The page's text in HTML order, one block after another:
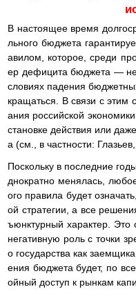
В настоящее время
льного бюджета
авилом, которое, среди
ер дефицита бюджета —
словиях падения
кращаться. В связи с этим
ания российской
становке действия или
а (см., в частности:
Поскольку в последние
днократно менялась,
ого правила будет
ой стратегии, а все
ъюнктурный характер. Это
негативную роль с точки
о государства как
ения бюджета будет, по
ойный доступ к рынкам